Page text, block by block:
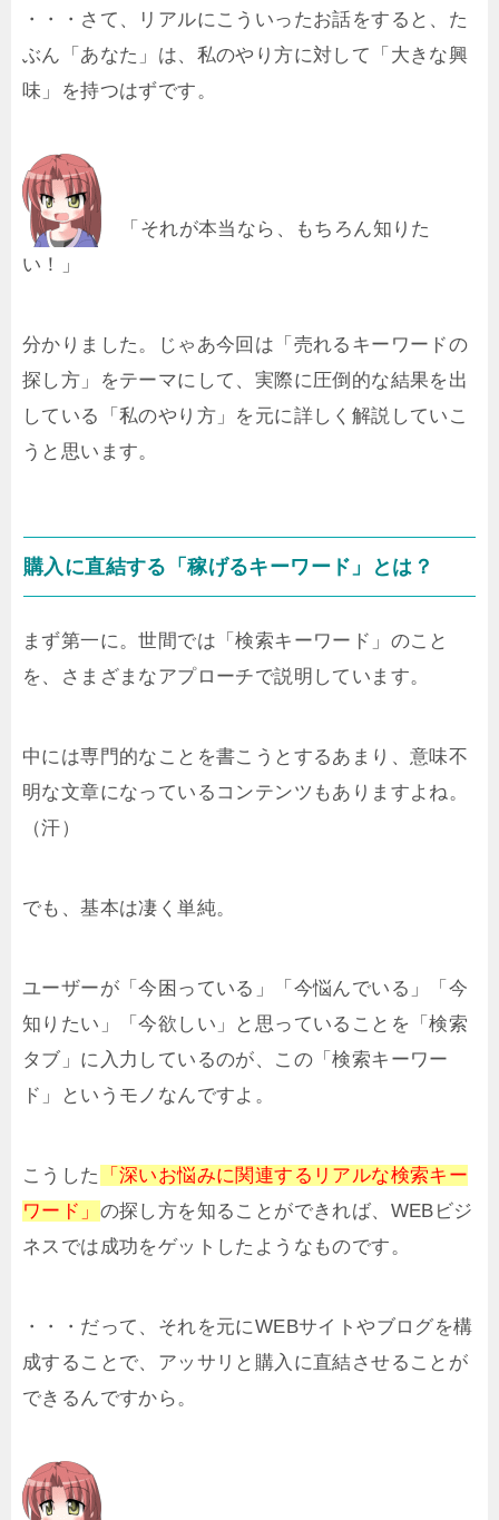
・・・さて、リアルにこういったお話をすると、た
ぶん「あなた」は、私のやり方に対して「大きな興
味」を持つはずです。
「それが本当なら、もちろん知りた
い！」
分かりました。じゃあ今回は「売れるキーワードの
探し方」をテーマにして、実際に圧倒的な結果を出
している「私のやり方」を元に詳しく解説していこ
うと思います。
購入に直結する「稼げるキーワード」とは？
まず第一に。世間では「検索キーワード」のこと
を、さまざまなアプローチで説明しています。
中には専門的なことを書こうとするあまり、意味不
明な文章になっているコンテンツもありますよね。
（汗）
でも、基本は凄く単純。
ユーザーが「今困っている」「今悩んでいる」「今
知りたい」「今欲しい」と思っていることを「検索
タブ」に入力しているのが、この「検索キーワー
ド」というモノなんですよ。
こうした
「深いお悩みに関連するリアルな検索キー
ワード」 の探し方を知ることができれば、WEBビジ
ネスでは成功をゲットしたようなものです。
・・・だって、それを元にWEBサイトやブログを構
成することで、アッサリと購入に直結させることが
できるんですから。